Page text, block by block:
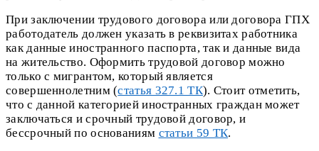
При заключении трудового договора или договора ГПХ
работодатель должен указать в реквизитах работника
как данные иностранного паспорта, так и данные вида
на жительство. Оформить трудовой договор можно
только с мигрантом, который является
совершеннолетним (статья 327.1 ТК). Стоит отметить,
что с данной категорией иностранных граждан может
заключаться и срочный трудовой договор, и
бессрочный по основаниям статьи 59 ТК.